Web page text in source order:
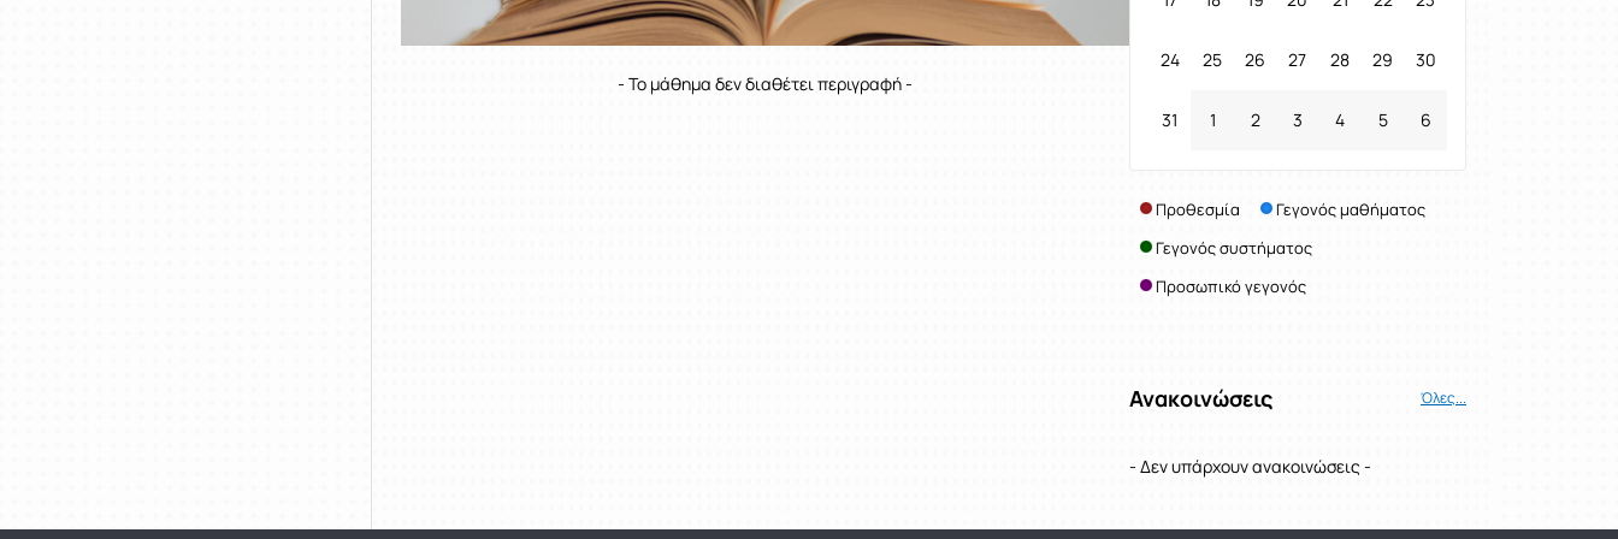
- Το μάθημα δεν διαθέτει περιγραφή -
24 25 26 27 28 29 30
31 1 2 3 4 5 6
Προθεσμία
Γεγονός μαθήματος
Γεγονός συστήματος
Προσωπικό γεγονός
Ανακοινώσεις Όλες...
- Δεν υπάρχουν ανακοινώσεις -